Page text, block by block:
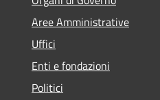
Aree Amministrative
Uffici
Enti e fondazioni
Politici